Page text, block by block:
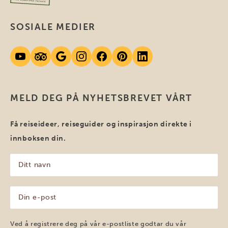
MELD DEG PÅ NYHETSBREVET VÅRT
Få reiseideer, reiseguider og inspirasjon direkte i
innboksen din.
navn
(Påkrevd)
post
(Påkrevd)
Ved å registrere deg på vår e-postliste godtar du vår
SOSIALE MEDIER